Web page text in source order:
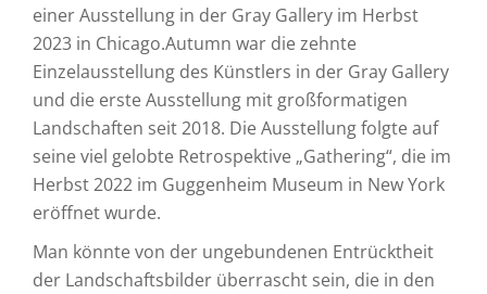
einer Ausstellung in der Gray Gallery im Herbst
2023 in Chicago.Autumn war die zehnte
Einzelausstellung des Künstlers in der Gray Gallery
und die erste Ausstellung mit großformatigen
Landschaften seit 2018. Die Ausstellung folgte auf
seine viel gelobte Retrospektive „Gathering“, die im
Herbst 2022 im Guggenheim Museum in New York
eröffnet wurde.
Man könnte von der ungebundenen Entrücktheit
der Landschaftsbilder überrascht sein, die in den